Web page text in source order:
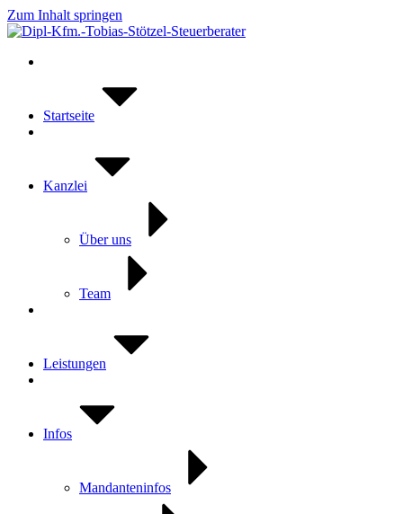
Zum Inhalt springen
Startseite
Kanzlei
Über uns
Team
Leistungen
Infos
Mandanteninfos